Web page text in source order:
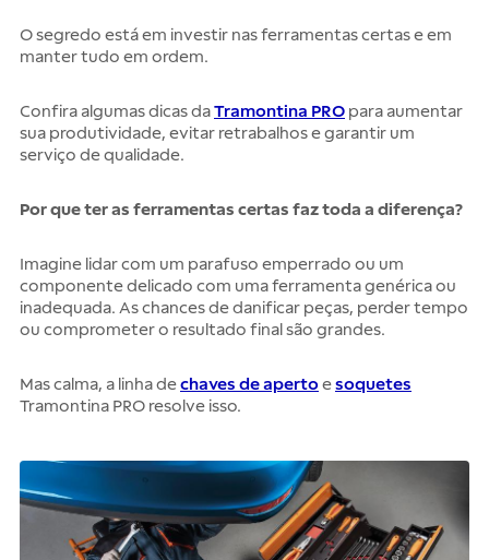
O segredo está em investir nas ferramentas certas e em
manter tudo em ordem.
Confira algumas dicas daTramontina PRO para aumentar
sua produtividade, evitar retrabalhos e garantir um
serviço de qualidade.
Por que ter as ferramentas certas faz toda a diferença?
Imagine lidar com um parafuso emperrado ou um
componente delicado com uma ferramenta genérica ou
inadequada. As chances de danificar peças, perder tempo
ou comprometer o resultado final são grandes.
Mas calma, a linha dechaves de aperto esoquetes
Tramontina PRO resolve isso.